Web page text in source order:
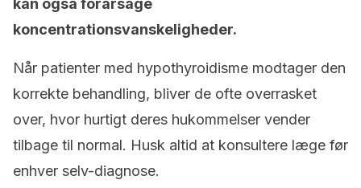
kan også forårsage
koncentrationsvanskeligheder.
Når patienter med hypothyroidisme modtager den
korrekte behandling, bliver de ofte overrasket
over, hvor hurtigt deres hukommelser vender
tilbage til normal. Husk altid at konsultere læge før
enhver selv-diagnose.